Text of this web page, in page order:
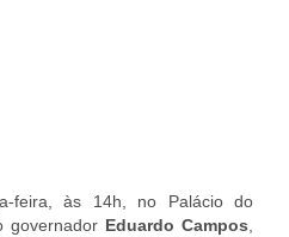
feira, às 14h, no Palácio do
governador Eduardo Campos